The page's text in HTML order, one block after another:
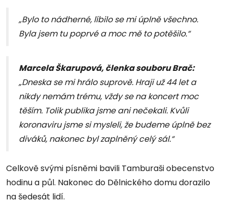
„Bylo to nádherné, líbilo se mi úplně všechno.
Byla jsem tu poprvé a moc mě to potěšilo.“
Marcela Škarupová, členka souboru Brač:
„Dneska se mi hrálo suprově. Hraji už 44 let a
nikdy nemám trému, vždy se na koncert moc
těším. Tolik publika jsme ani nečekali. Kvůli
koronaviru jsme si mysleli, že budeme úplně bez
diváků, nakonec byl zaplněný celý sál.“
Celkově svými písněmi bavili Tamburaši obecenstvo
hodinu a půl. Nakonec do Dělnického domu dorazilo
na šedesát lidí.